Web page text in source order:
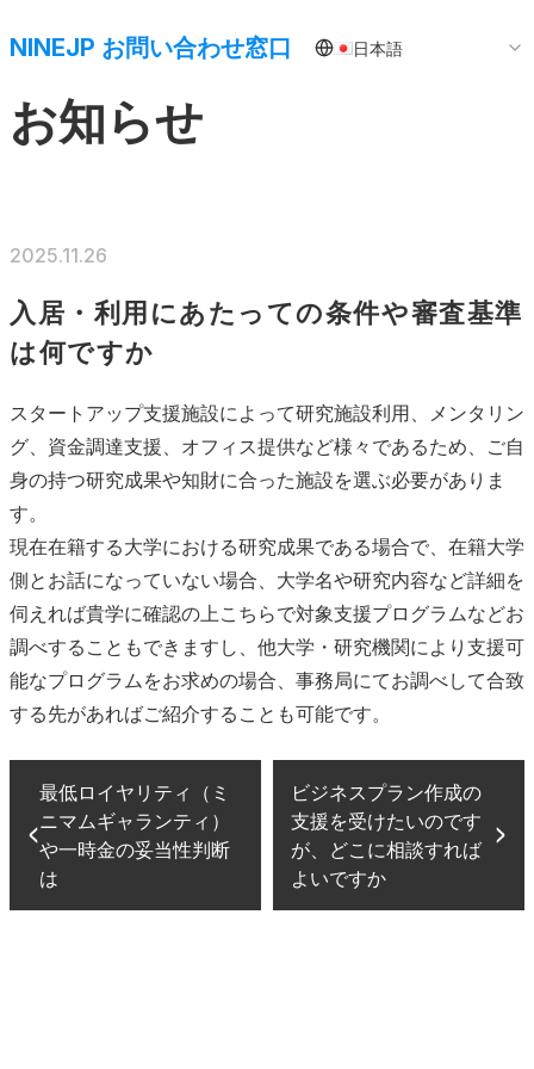
NINEJP お問い合わせ窓口 日本語
お知らせ
2025.11.26
入居・利用にあたっての条件や審査基準
は何ですか
スタートアップ支援施設によって研究施設利用、メンタリン
グ、資金調達支援、オフィス提供など様々であるため、ご自
身の持つ研究成果や知財に合った施設を選ぶ必要がありま
す。
現在在籍する大学における研究成果である場合で、在籍大学
側とお話になっていない場合、大学名や研究内容など詳細を
伺えれば貴学に確認の上こちらで対象支援プログラムなどお
調べすることもできますし、他大学・研究機関により支援可
能なプログラムをお求めの場合、事務局にてお調べして合致
する先があればご紹介することも可能です。
最低ロイヤリティ（ミ
ニマムギャランティ）
や一時金の妥当性判断
は
ビジネスプラン作成の
支援を受けたいのです
が、どこに相談すれば
よいですか